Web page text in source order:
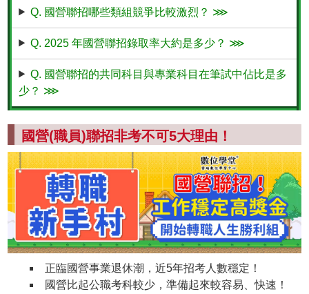
Q. 國營聯招哪些類組競爭比較激烈？ ⋙
Q. 2025 年國營聯招錄取率大約是多少？ ⋙
Q. 國營聯招的共同科目與專業科目在筆試中佔比是多
少？ ⋙
國營(職員)聯招非考不可5大理由！
正臨國營事業退休潮，近5年招考人數穩定！
國營比起公職考科較少，準備起來較容易、快速！